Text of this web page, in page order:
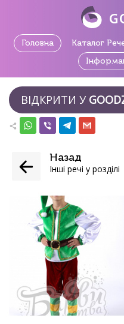
Головна Каталог
ВІДКРИТИ У
Назад
Інші речі у розділі